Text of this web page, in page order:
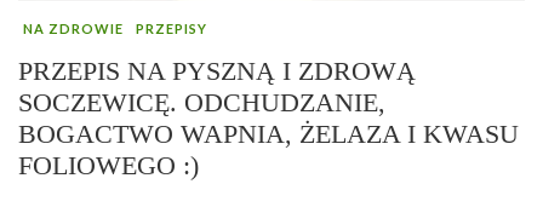
NA ZDROWIE PRZEPISY
PRZEPIS NA PYSZNĄ I ZDROWĄ
SOCZEWICĘ. ODCHUDZANIE,
BOGACTWO WAPNIA, ŻELAZA I KWASU
FOLIOWEGO :)